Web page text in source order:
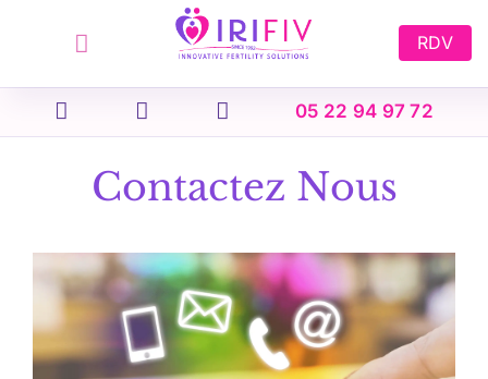
RDV
05 22 94 97 72
Contactez Nous